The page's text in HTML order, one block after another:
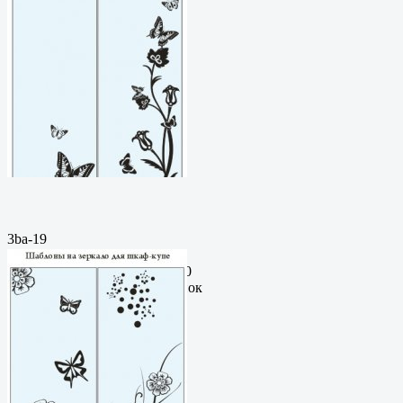
3ba-19
Пескоструйный
рисунокФормат: cdrЦена: 200
руб.Метки: векторный рисунок